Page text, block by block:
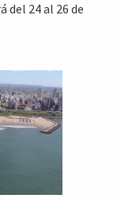
del 24 al 26 de